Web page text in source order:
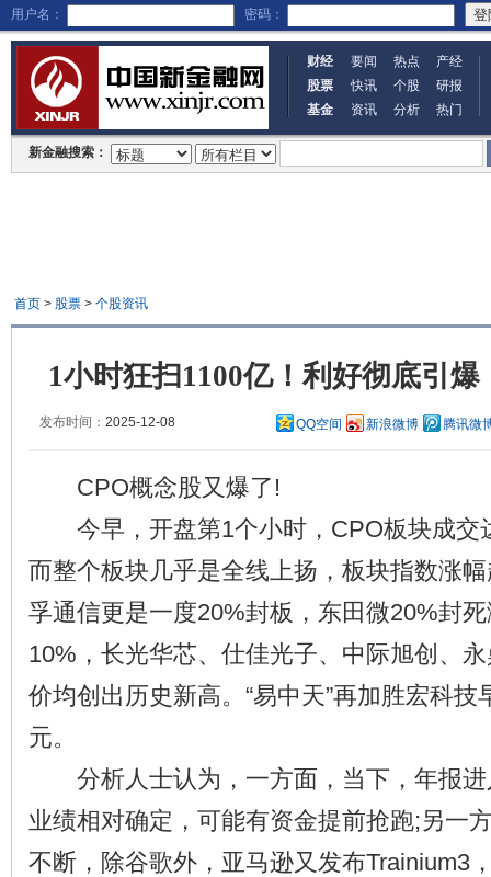
用户名： 密码：
财经 要闻 热点
产经
股票
快讯 个股
研报
基金
资讯 分析 热门
新金融搜索：
首页> 股票> 个股资讯
1小时狂扫1100亿！利好彻底引
发布时间： 2025-12-08 QQ空间 新浪微博 腾讯微
CPO概念股又爆了!
今早，开盘第1个小时，CPO板块成交
而整个板块几乎是全线上扬，板块指数涨
孚通信更是一度20%封板，东田微20%封
10%，长光华芯、仕佳光子、中际旭创、
价均创出历史新高。“易中天”再加胜宏科技
元。
分析人士认为，一方面，当下，年报进
业绩相对确定，可能有资金提前抢跑;另一
不断，除谷歌外，亚马逊又发布Trainium3